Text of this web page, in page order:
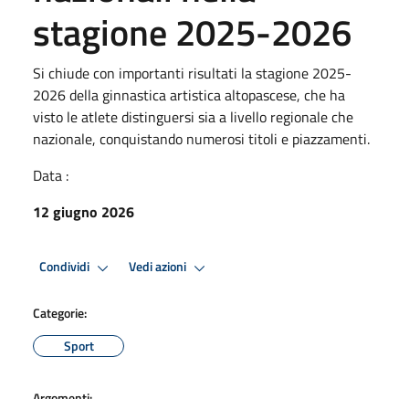
stagione 2025-2026
Si chiude con importanti risultati la stagione 2025-
2026 della ginnastica artistica altopascese, che ha
visto le atlete distinguersi sia a livello regionale che
nazionale, conquistando numerosi titoli e piazzamenti.
Data :
12 giugno 2026
Condividi Vedi azioni
Categorie:
Sport